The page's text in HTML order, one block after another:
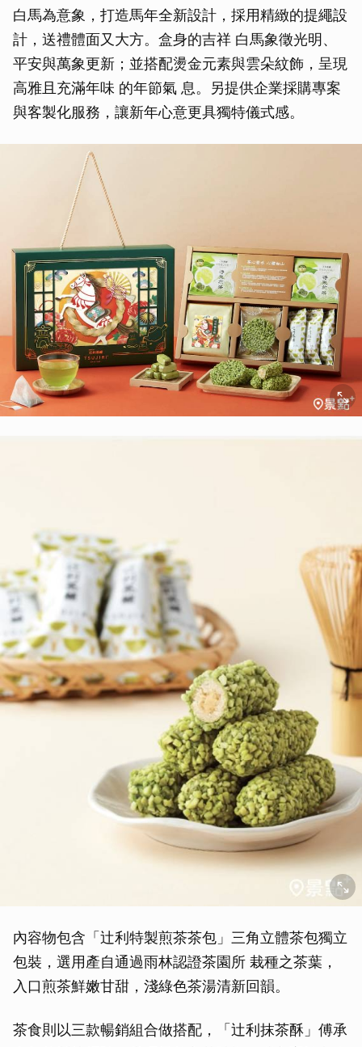
白馬為意象，打造馬年全新設計，採用精緻的提繩設
計，送禮體面又大方。盒身的吉祥 白馬象徵光明、
平安與萬象更新；並搭配燙金元素與雲朵紋飾，呈現
高雅且充滿年味 的年節氣 息。另提供企業採購專案
與客製化服務，讓新年心意更具獨特儀式感。
內容物包含「辻利特製煎茶茶包」三角立體茶包獨立
包裝，選用產自通過雨林認證茶園所 栽種之茶葉，
入口煎茶鮮嫩甘甜，淺綠色茶湯清新回韻。
茶食則以三款暢銷組合做搭配，「辻利抹茶酥」傅承